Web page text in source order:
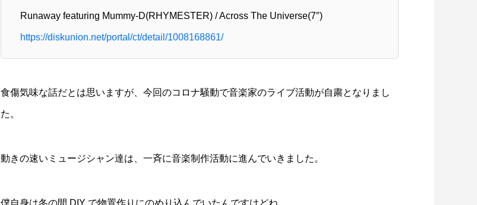
Runaway featuring Mummy-D(RHYMESTER) / Across The Universe(7″)
https://diskunion.net/portal/ct/detail/1008168861/
食傷気味な話だとは思いますが、今回のコロナ騒動で音楽家のライブ活動が自粛となりまし
た。
動きの速いミュージシャン達は、一斉に音楽制作活動に進んでいきました。